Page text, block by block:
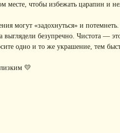
чтобы избежать царапин и
могут «задохнуться» и
безупречно. Чистота —
одно и то же украшение, тем
💛